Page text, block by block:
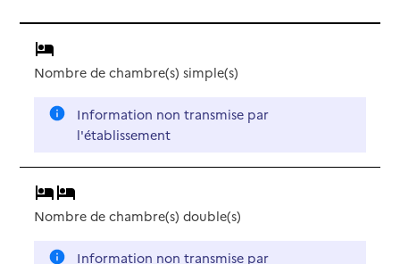
Nombre de chambre(s) simple(s)
Information non transmise par
l'établissement
Nombre de chambre(s) double(s)
Information non transmise par